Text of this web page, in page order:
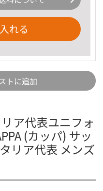
れる
トに追加
ア代表ユニフォ
(カッパ) サッ
リア代表 メンズ